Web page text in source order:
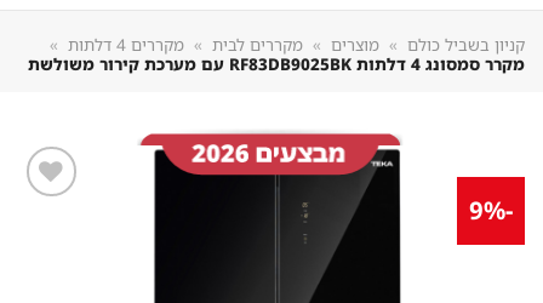
קניון בשביל כולם מוצרים מקררים לבית מקררים 4 דלתות
מקרר סמסונג 4 דלתות RF83DB9025BK עם מערכת קירור משולשת